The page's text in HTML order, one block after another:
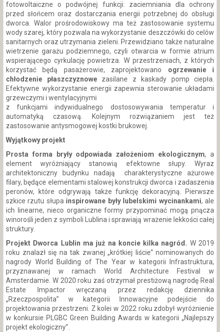
fotowoltaiczne o podwójnej funkcji: zaciemniania dla ochrony
przed słońcem oraz dostarczania energii potrzebnej do obsługi
dworca. Walor prośrodowiskowy ma też zastosowanie systemu
wody szarej, który pozwala na wykorzystanie deszczówki do celów
sanitarnych oraz utrzymania zieleni. Przewidziano także naturalne
wietrzenie garażu podziemnego, czyli otwarcia w formie atrium
wspierającego cyrkulację powietrza. W przestrzeniach, z których
korzystać będą pasażerowie, zaprojektowano ogrzewanie i
chłodzenie płaszczyznowezasilane z kaskady pomp ciepła.
Efektywne wykorzystanie energii zapewnia sterowanie układami
grzewczymi i wentylacyjnymi
z funkcjami indywidualnego dostosowywania temperatur i
automatyką czasową. Kolejnym rozwiązaniem jest też
zastosowanie antysmogowej kostki brukowej.
Wyjątkowy projekt
Prosta forma bryły odpowiada założeniom ekologicznym, a
element wyróżniający stanowią efektowne słupy. Wyraz
architektoniczny budynku nadają charakterystyczne ażurowe
filary, będące elementami stalowej konstrukcji dworca i zadaszenia
peronów, które odgrywają także funkcję dekoracyjną. Pierwsze
szkice rzutu słupa inspirowane były lubelskimi wycinankami, ale
ich linearne, nieco organiczne formy przypominać mogą pnącza
winorośli jeden z symboli Lublina i sprawiają wrażenie lekkości całej
struktury.
Projekt Dworca Lublin ma już na koncie kilka nagród. W 2019
roku znalazł się na tak zwanej „krótkiej liście” nominowanych do
nagrody World Building of The Year w kategorii Infrastruktura,
przyznawanej w ramach World Architecture Festival w
Amsterdamie. W 2020 roku zaś otrzymał prestiżową nagrodę Real
Estate Impactor wręczaną przez redakcję dziennika
„Rzeczpospolita” w kategorii Innowacyjne podejście do
projektowania przestrzeni. Z kolei w 2022 roku zdobył wyróżnienie
w konkursie PLGBC Green Building Awards w kategorii „Najlepszy
projekt ekologiczny”.